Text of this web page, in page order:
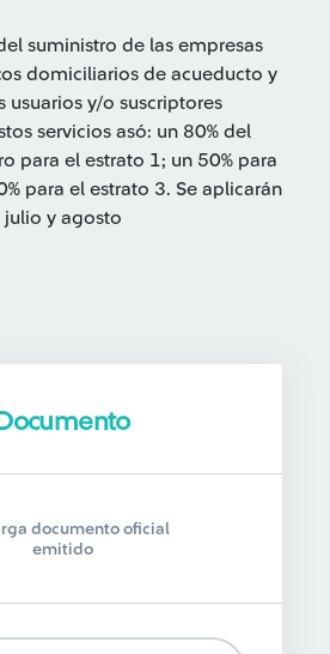
suministro de las empresas
domiciliarios de acueducto y
usuarios y/o suscriptores
servicios asó: un 80% del
para el estrato 1; un 50% para
para el estrato 3. Se aplicarán
julio y agosto
Documento
documento oficial
emitido